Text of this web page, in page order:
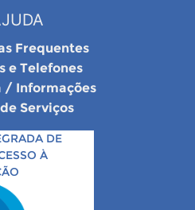
Frequentes
e Telefones
/ Informações
Serviços
DE
À